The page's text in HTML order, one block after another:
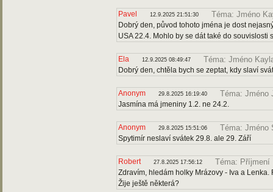
Pavel 12.9.2025 21:51:30 Téma: Jméno
Dobrý den, původ tohoto jména je dost
USA 22.4. Mohlo by se dát také do
Ela 12.9.2025 08:49:47 Téma: Jméno
Dobrý den, chtěla bych se zeptat, kdy slaví
Anonym 29.8.2025 16:19:40 Téma: Jméno
Jasmína má jmeniny 1.2. ne 24.2.
Anonym 29.8.2025 15:51:06 Téma: Jméno
Spytimír neslaví svátek 29.8. ale 29. Září
Robert 27.8.2025 17:56:12 Téma: Příjmení
Zdravím, hledám holky Mrázovy - Iva a
Žije ještě některá?